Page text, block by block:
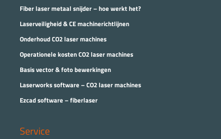
Fiber laser metaal snijder – hoe werkt het?
Laserveiligheid & CE machinerichtlijnen
Onderhoud CO2 laser machines
Operationele kosten CO2 laser machines
Basis vector & foto bewerkingen
Laserworks software – CO2 laser machines
Ezcad software – fiberlaser
Service